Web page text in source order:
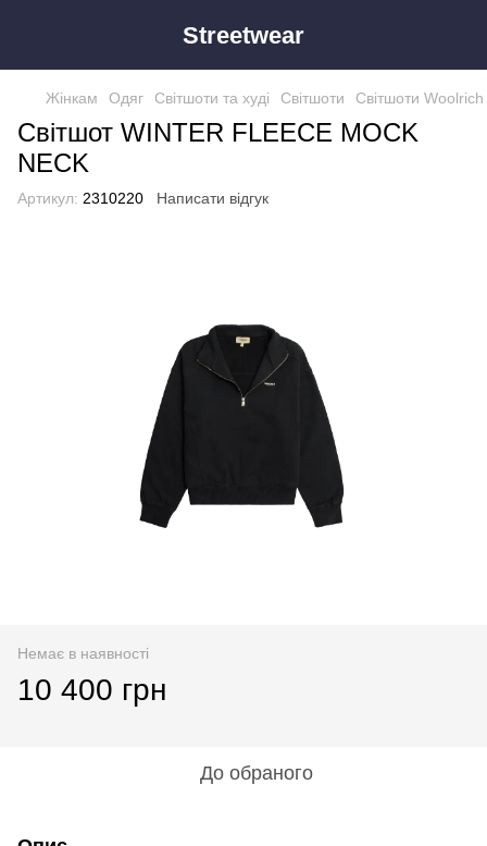
Streetwear
Жінкам Одяг Світшоти та худі Світшоти Світшоти Woolrich
Світшот WINTER FLEECE MOCK
NECK
Артикул: 2310220 Написати відгук
Немає в наявності
10 400 грн
До обраного